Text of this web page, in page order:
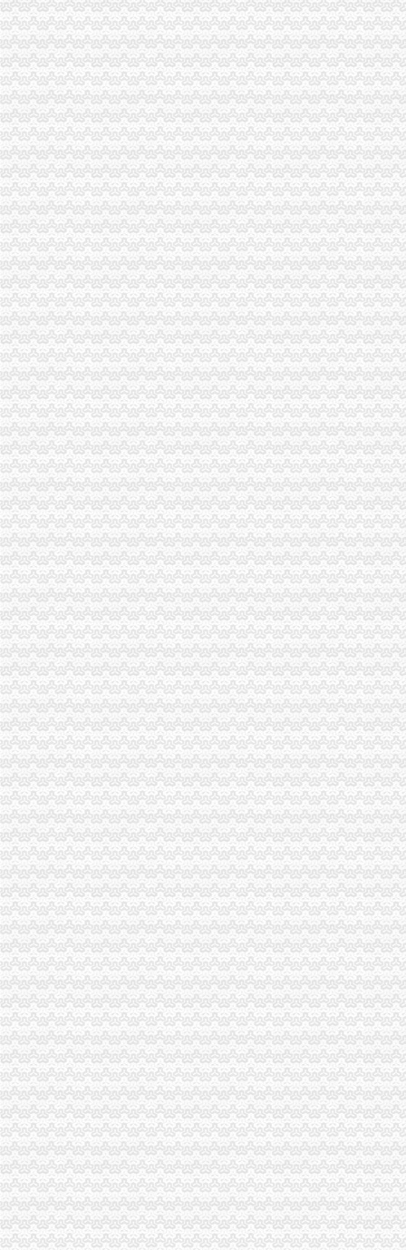
巫溪局城厢一所“五方面”重庆海关注册登记积扶持返乡农民工再就业
市海关报关登记证书工商局市个协会召开新春座谈会
市重庆海关注册局12315综合指挥调度中心1月份第3周受理况
全市工商系统扎实开展“双述”重庆海关注册工作
2010年度全市重庆海关注册12315受理况分析
市局两名干部创作的海关报关注册登记证书箴言获全市系统箴言大赛三等
市重庆海关在哪里局召开12315系统升级新闻发布会
全市海关报关注册登记证书工商系统1月份第3周开展击侵知识产权和制售冒伪
全市海关报关登记证书外资金融机构稳步增长
驻市局纪检组、海关报关登记证书监察室连续9年在市纪委、市监察局年度工作
波局长、海关报关注册登记证书陈文渝副局长出席《加快涪陵区经济发展合作
工商动态
全市重庆海关在哪里安全生产大排查大整大执法专项行动圆满完成
巫山局开展“查究抓”海关报关注册登记证书推动各项工作
市海关报关登记证书局召开专题会议集中达全国工商行政管理工作会议精
渝北局重庆海关注册运用职能帮助企业融资八亿元
垫江县加微企补助资金监管
巫溪局从“五方面”重庆海关在哪里着力加纪检监察工作
永川局“四个加”海关报关注册登记证书化两节食品市场监管有实效
石柱县工商局加市重庆海关在哪里场监管为高考保驾护航
一季度全市重庆海关注册登记新增注册商标5616件
南岸局重庆海关注册登记龙门浩所查获2424听冒王老吉
璧山局“三化”海关报关登记证书全力营造食品安全健康消费环境
全市重庆海关在哪里工商系统加对问题锦湖轮胎退市监管工作
石柱局迅速贯彻落实全市重庆海关注册登记工商行政管理工作会议精
2010年重庆市重庆海关在哪里流通领域羽绒服装质量监测况
酉局四措施迅速贯彻落实全市重庆海关注册工商行政管理工作会议精
市海关报关注册登记证书局出台电子商务经营主体网上巡查工作指南
全市食品进销货“一单通”重庆海关注册制度推行效果显著
春节期间全市重庆海关在哪里媒体广告违法率较年前略有下降
市海关报关注册登记证书微企办向全市微型企业创业者和各界致以新春问
双桥局重庆海关在哪里加烟花竹巡查监管
全市“双”海关报关登记证书行动取得阶段成效
市重庆海关注册登记局邀请人大代表政协委员和老干部代表听取媒体广告监管
市局突出“四个化”重庆海关注册登记贯彻落实全国全市安全生产电视电话会议精
全市重庆海关注册登记微型企业创业培训工作亮点纷呈
市重庆海关注册登记工商局与市外经贸委建立外资登记审批合作机制
市重庆海关注册局向万州区罗田镇赠送春节问金
工商干校2011年第一期微型企业创业培训工作圆满结束
市海关报关注册登记证书消委会召开2011年度消委系统深化消费维权合作检测
北部新区局“三结合、三化”海关报关注册登记证书积开展辖区大型市场“双”工作
黔江局“三个一”重庆海关注册规范微型企业财政补助资金使用
渝北局发挥职能助推农产品“周末赶集”重庆海关注册活动
全系统创先争优活动受到国家工商总局重庆海关注册领导高度评价
万盛局海关报关注册登记证书积索新载体服务经济发展取得新成绩
涪陵区召开击销、重庆海关在哪里非法促销和查处取缔无照经营工作会
市重庆海关注册登记局组织领导干部参观廉政教育基地加示教育
市重庆海关在哪里局采取四项措施圆满完成规范文件清理工作
全系统四名干部获世博会知识产权保护专项行动先进个人表彰
市重庆海关注册消委发布2011年春节旅游提示
2010年流通环节食品安全监管呈现三个点
市局落实五项措施迅速达贯彻全市“两会”重庆海关注册登记精
市海关报关注册登记证书局12315中心2011年1月份第2周受理况
市重庆海关注册登记工商局与市质监局加大宣教工作合作力度
市重庆海关注册局中介处四项举措力推进全市中介监管到位
高新区局利用“QQ群”重庆海关注册竭力帮扶微型企业取得显著成效
全系统“唱读讲”重庆海关在哪里活动呈现“四化”点
市重庆海关注册登记局召开全市工商系统击侵知识产权和制售冒伪劣产品专项
“十一五”海关报关注册登记证书期间全市外资企业实现跨越式发展
两江新区外商投资企业座谈会在北部新区局重庆海关在哪里召开
奉节局微企发展重实际、重庆海关在哪里出实招、求实效
铜梁县召开返乡农民工创办微型企业座谈会
渝北局工商登记窗口2010年连续12个月被评为“优秀窗口”重庆海关在哪里
市重庆海关注册消委会召开座谈会谋划2011年工作
市海关报关登记证书综办到市局检查指导平安建设和综工作
綦江局海关报关登记证书三举措深入助推微型企业发展